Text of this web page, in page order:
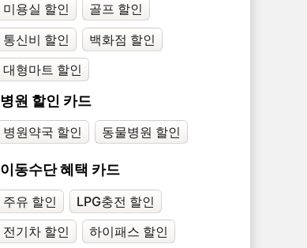
미용실 할인
골프 할인
통신비 할인
백화점 할인
대형마트 할인
병원 할인 카드
병원약국 할인 동물병원 할인
이동수단 혜택 카드
주유 할인
LPG충전 할인
전기차 할인
하이패스 할인